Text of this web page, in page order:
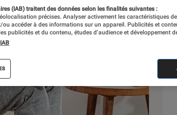
(IAB) traitent des données selon les finalités suivantes :
précises. Analyser activement les caractéristiques
ou accéder à des informations sur un appareil. Publicités et
publicités et du contenu, études d’audience et développement